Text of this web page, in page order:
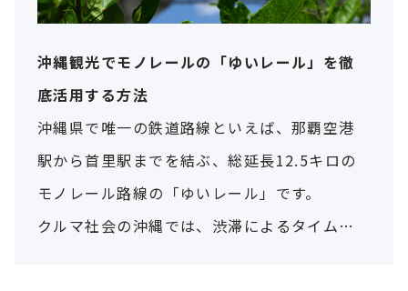
沖縄観光でモノレールの「ゆいレール」を徹
底活用する方法
沖縄県で唯一の鉄道路線といえば、那覇空港
駅から首里駅までを結ぶ、総延長12.5キロの
モノレール路線の「ゆいレール」です。
クルマ社会の沖縄では、渋滞によるタイムロ